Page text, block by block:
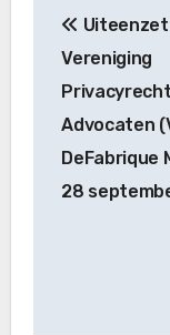
Vereniging
Advocaten
DeFabrique
28